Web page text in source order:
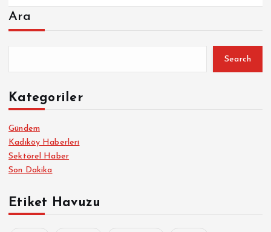
Ara
Search
Kategoriler
Gündem
Kadıköy Haberleri
Sektörel Haber
Son Dakika
Etiket Havuzu